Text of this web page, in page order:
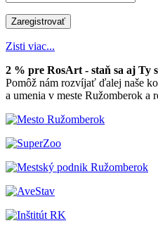
Zisti viac...
2 % pre RosArt - staň sa aj Ty
Pomôž nám rozvíjať ďalej naše
a umenia v meste Ružomberok a